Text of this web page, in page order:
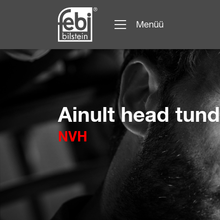
Hüppa peamise sisu juurde
Menüü
Ainult head
NVH